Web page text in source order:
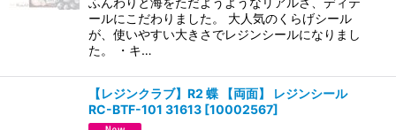
ールにこだわりました。 大人気のくらげシール
が、使いやすい大きさでレジンシールになりまし
た。 ・キ…
【レジンクラブ】R2 蝶 【両面】 レジンシール
RC-BTF-101 31613 [10002567]